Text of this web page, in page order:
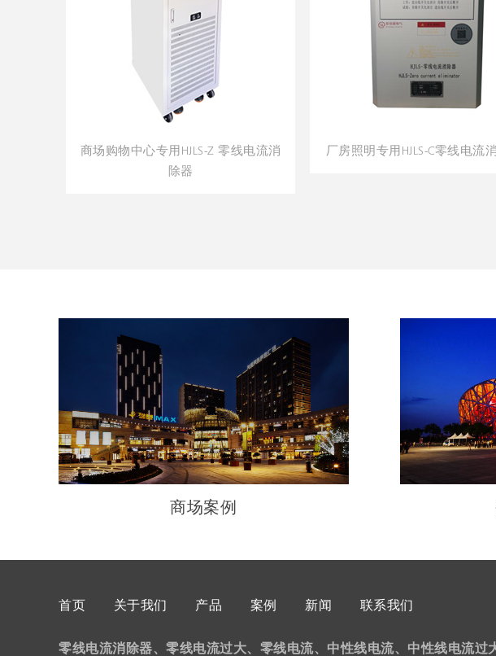
厂房照明专用HJLS-C零线电流消除器
LED显示屏专用HJLS-X 零线电
商场案例
首页 关于我们 产品 案例 新闻 联系我们
零线电流消除器、零线电流过大、零线电流、中性线电流、中性线电流